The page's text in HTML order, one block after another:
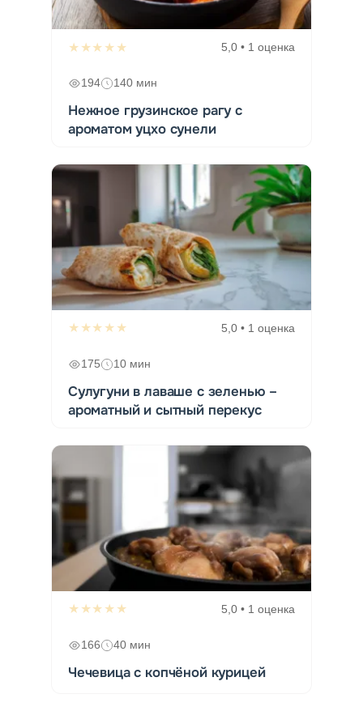
★★★★★ 5,0 • 1 оценка
194 140 мин
Нежное грузинское рагу с
ароматом уцхо сунели
★★★★★ 5,0 • 1 оценка
175 10 мин
Сулугуни в лаваше с зеленью –
ароматный и сытный перекус
★★★★★ 5,0 • 1 оценка
166 40 мин
Чечевица с копчёной курицей